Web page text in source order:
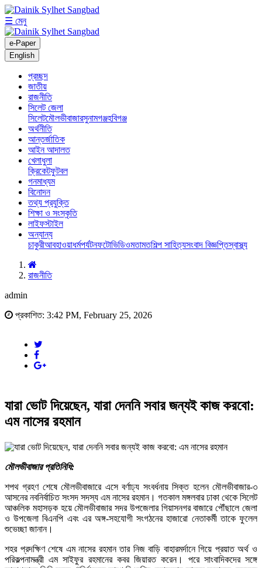
☰ মেনু
e-Paper
English
প্রচ্ছদ
জাতীয়
রাজনীতি
সিলেট জেলা
সিলেটমৌলভীবাজারসুনামগঞ্জহবিগঞ্জ
অর্থনীতি
আন্তর্জাতিক
আইন আদালত
খেলাধুলা
ক্রিকেটফুটবল
গনমাধ্যম
বিনোদন
তথ্য প্রযুক্তি
শিক্ষা ও সংস্কৃতি
লাইফস্টাইল
অন্যান্য
চাকুরীআবহাওয়াধর্মপর্যটনফটোভিডিওমতামতশিল্প সাহিত্যসংবাদ বিজ্ঞপ্তিস্বাস্থ্য
রাজনীতি
admin
প্রকাশিত: 3:42 PM, February 25, 2026
যারা ভোট দিয়েছেন, যারা দেননি সবার জন্যই কাজ করবো:
এম নাসের রহমান
মৌলভীবাজার প্রতিনিধি:
শপথ গ্রহণ শেষে মৌলভীবাজারে এসে বর্ণাঢ্য সংবর্ধনায় সিক্ত হলেন মৌলভীবাজার-৩
আসনের নবনির্বাচিত সংসদ সদস্য এম নাসের রহমান। গতকাল মঙ্গলবার ঢাকা থেকে সিলেট
আঞ্চলিক মহাসড়ক হয়ে মৌলভীবাজার সদর উপজেলার গিয়াসনগর বাজারে পৌঁছালে জেলা
ও উপজেলা বিএনপি এবং এর অঙ্গ-সহযোগী সংগঠনের হাজারো নেতাকর্মী তাকে ফুলেল
শুভেচ্ছা জানান।
শহর প্রদক্ষিণ শেষে এম নাসের রহমান তার নিজ বাড়ি বাহারমর্দানে গিয়ে প্রয়াত অর্থ ও
পরিকল্পনামন্ত্রী এম সাইফুর রহমানের কবর জিয়ারত করেন। পরে সাংবাদিকদের সঙ্গে